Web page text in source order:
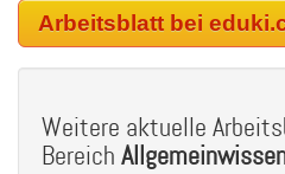
Arbeitsblatt bei
Weitere aktuelle
Bereich